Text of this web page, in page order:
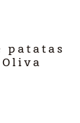
patatas